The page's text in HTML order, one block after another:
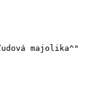
majolika^"